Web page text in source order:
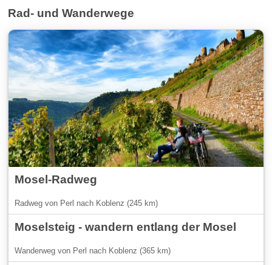
Rad- und Wanderwege
Mosel-Radweg
Radweg von Perl nach Koblenz (245 km)
Moselsteig - wandern entlang der Mosel
Wanderweg von Perl nach Koblenz (365 km)